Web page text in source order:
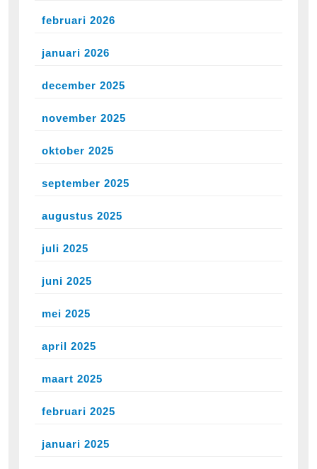
februari 2026
januari 2026
december 2025
november 2025
oktober 2025
september 2025
augustus 2025
juli 2025
juni 2025
mei 2025
april 2025
maart 2025
februari 2025
januari 2025